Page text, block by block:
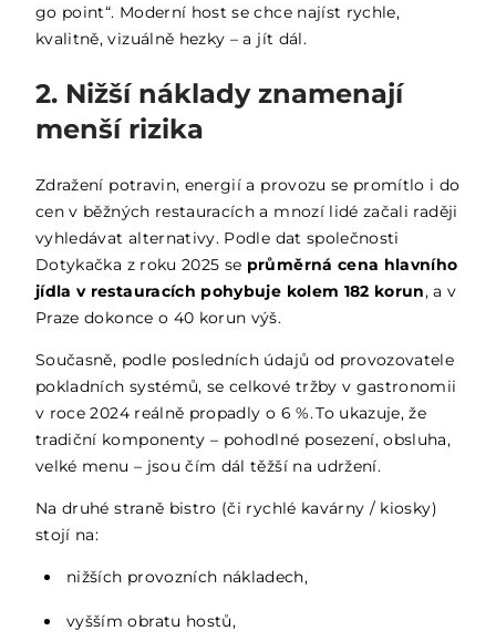
go point“. Moderní host se chce najíst rychle,
kvalitně, vizuálně hezky – a jít dál.
2. Nižší náklady znamenají
menší rizika
Zdražení potravin, energií a provozu se promítlo i do
cen v běžných restauracích a mnozí lidé začali raději
vyhledávat alternativy. Podle dat společnosti
Dotykačka z roku 2025 se průměrná cena hlavního
jídla v restauracích pohybuje kolem 182 korun, a v
Praze dokonce o 40 korun výš.
Současně, podle posledních údajů od provozovatele
pokladních systémů, se celkové tržby v gastronomii
v roce 2024 reálně propadly o 6 %. To ukazuje, že
tradiční komponenty – pohodlné posezení, obsluha,
velké menu – jsou čím dál těžší na udržení.
Na druhé straně bistro (či rychlé kavárny / kiosky)
stojí na:
nižších provozních nákladech,
vyšším obratu hostů,